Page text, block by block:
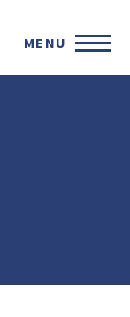
MENU